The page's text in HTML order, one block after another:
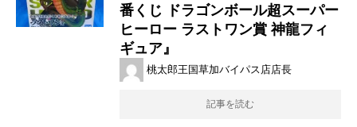
番くじ ​ドラゴンボール超スーパー
ヒーロー ​ラストワン賞 ​神龍フィ
ギュア』
桃太郎王国草加バイパス店店長
記事を読む